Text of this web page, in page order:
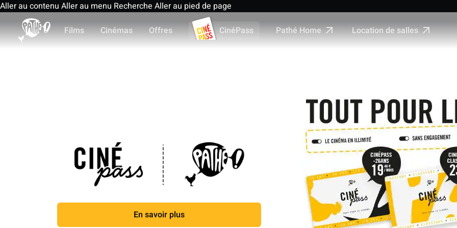
Aller au contenu Aller au menu Recherche Aller au pied de page
Films
Cinémas Offres CinéPass Pathé Home Location de salles
En savoir plus